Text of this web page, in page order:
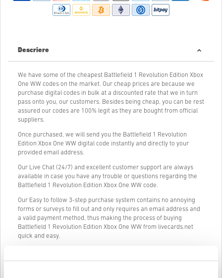
Descriere
We have some of the cheapest Battlefield 1 Revolution Edition Xbox
One WW codes on the market. Our cheap prices are because we
purchase digital codes in bulk at a discounted rate that we in turn
pass onto you, our customers. Besides being cheap, you can be rest
assured our codes are 100% legit as they are bought from official
suppliers.
Once purchased, we will send you the Battlefield 1 Revolution
Edition Xbox One WW digital code instantly and directly to your
provided email address.
Our Live Chat (24/7) and excellent customer support are always
available in case you have any trouble or questions regarding the
Battlefield 1 Revolution Edition Xbox One WW code.
Our Easy to follow 3-step purchase system contains no annoying
forms or surveys to fill out and only requires an email address and
a valid payment method, thus making the process of buying
Battlefield 1 Revolution Edition Xbox One WW from livecards.net
quick and easy.